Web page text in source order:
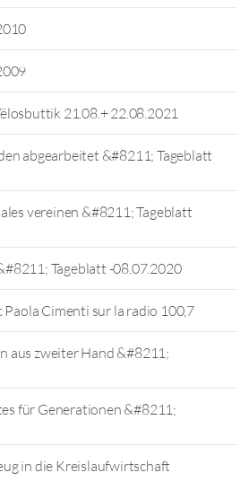
21.08.+ 22.08.2021
abgearbeitet &#8211; Tageblatt
vereinen &#8211; Tageblatt
Tageblatt -08.07.2020
Paola Cimenti sur la radio 100,7
aus zweiter Hand &#8211;
für Generationen &#8211;
in die Kreislaufwirtschaft